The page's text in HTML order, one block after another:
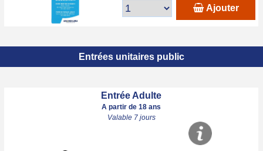
Ajouter
Entrées unitaires public
Entrée Adulte
A partir de 18 ans
Valable 7 jours